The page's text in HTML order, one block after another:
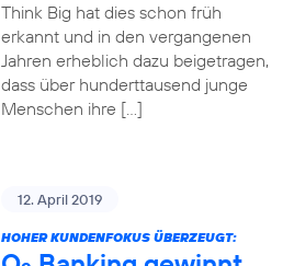
Think Big hat dies schon früh
erkannt und in den vergangenen
Jahren erheblich dazu beigetragen,
dass über hunderttausend junge
Menschen ihre […]
12. April 2019
HOHER KUNDENFOKUS ÜBERZEUGT: